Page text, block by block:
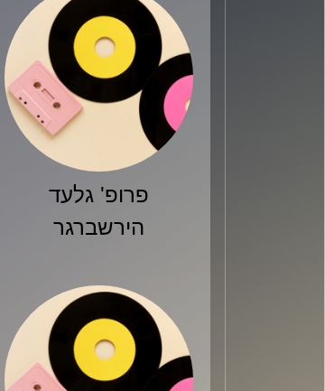
פרופ' גלעד
הירשברגר